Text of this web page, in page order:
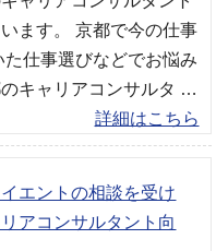
ます。 京都で今の仕事
仕事選びなどでお悩み
キャリアコンサルタ …
詳細はこちら
エントの相談を受け
アコンサルタント向